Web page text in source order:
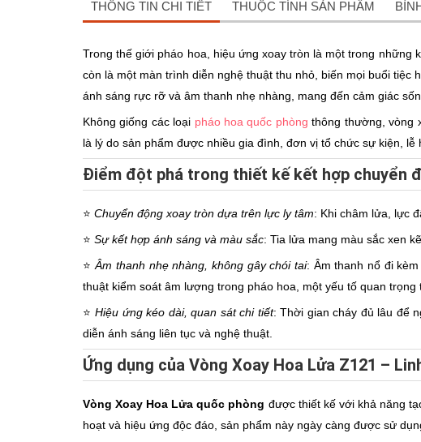
THÔNG TIN CHI TIẾT THUỘC TÍNH SẢN PHẨM
Trong thế giới pháo hoa, hiệu ứng xoay tròn là một trong
còn là một màn trình diễn nghệ thuật thu nhỏ, biến mọi buổi
ánh sáng rực rỡ và âm thanh nhẹ nhàng, mang đến cảm giác
Không giống các loại pháo hoa quốc phòng thông thường, vòng
là lý do sản phẩm được nhiều gia đình, đơn vị tổ chức sự kiện, lễ
Điểm đột phá trong thiết kế kết hợp chuyển
⭐️ Chuyển động xoay tròn dựa trên lực ly tâm: Khi châm lửa, lực
⭐️ Sự kết hợp ánh sáng và màu sắc: Tia lửa mang màu sắc xen
⭐️Âm thanh nhẹ nhàng, không gây chói tai: Âm thanh nổ đi
thuật kiểm soát âm lượng trong pháo hoa, một yếu tố quan trọng
⭐️Hiệu ứng kéo dài, quan sát chi tiết: Thời gian cháy đủ lâu để
diễn ánh sáng liên tục và nghệ thuật.
Ứng dụng của Vòng Xoay Hoa Lửa Z121 –
Vòng Xoay Hoa Lửa quốc phòng được thiết kế với khả năng
hoạt và hiệu ứng độc đáo, sản phẩm này ngày càng được sử